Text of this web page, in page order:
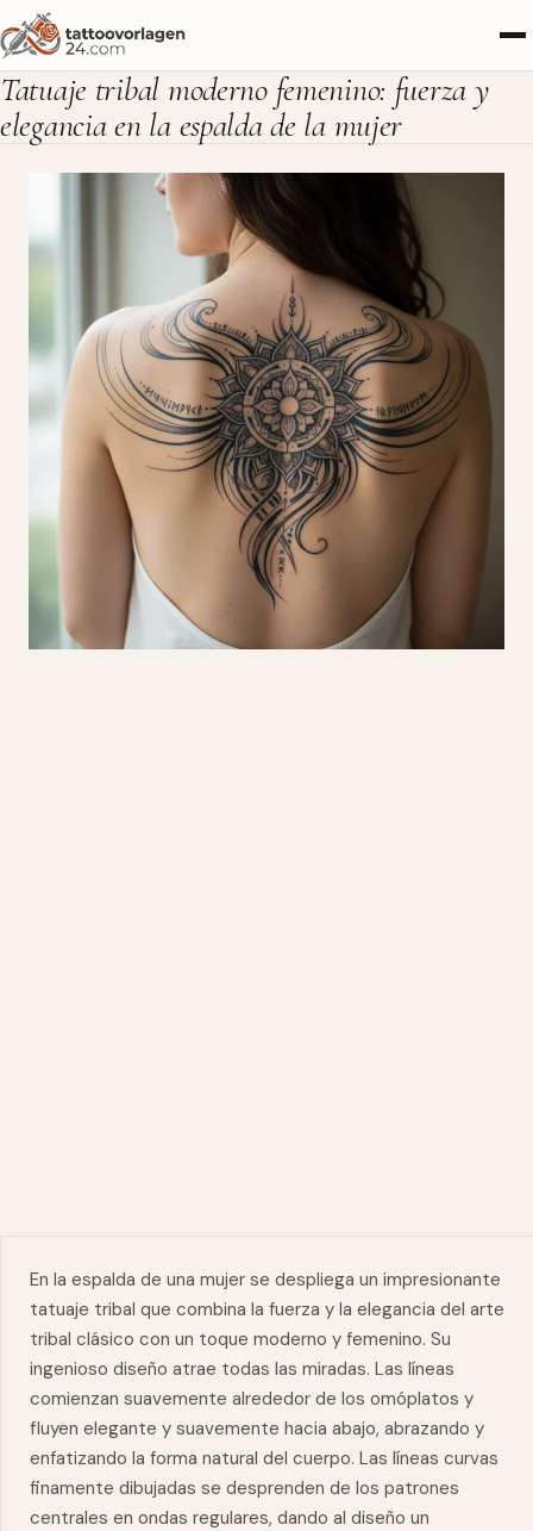
Tatuaje tribal moderno femenino: fuerza y
elegancia en la espalda de la mujer
En la espalda de una mujer se despliega un impresionante
tatuaje tribal que combina la fuerza y la elegancia del arte
tribal clásico con un toque moderno y femenino. Su
ingenioso diseño atrae todas las miradas. Las líneas
comienzan suavemente alrededor de los omóplatos y
fluyen elegante y suavemente hacia abajo, abrazando y
enfatizando la forma natural del cuerpo. Las líneas curvas
finamente dibujadas se desprenden de los patrones
centrales en ondas regulares, dando al diseño un